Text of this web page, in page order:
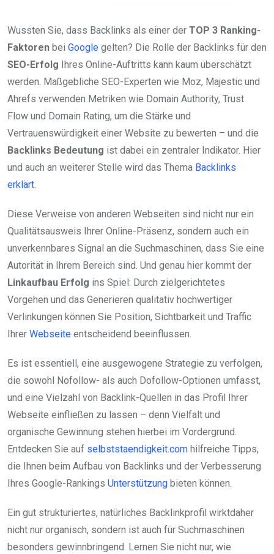
Wussten Sie, dass Backlinks als einer der TOP 3 Ranking-
Faktoren bei Google gelten? Die Rolle der Backlinks für den
SEO-Erfolg Ihres Online-Auftritts kann kaum überschätzt
werden. Maßgebliche SEO-Experten wie Moz, Majestic und
Ahrefs verwenden Metriken wie Domain Authority, Trust
Flow und Domain Rating, um die Stärke und
Vertrauenswürdigkeit einer Website zu bewerten – und die
Backlinks Bedeutung ist dabei ein zentraler Indikator. Hier
und auch an weiterer Stelle wird das Thema Backlinks
erklärt.
Diese Verweise von anderen Webseiten sind nicht nur ein
Qualitätsausweis Ihrer Online-Präsenz, sondern auch ein
unverkennbares Signal an die Suchmaschinen, dass Sie eine
Autorität in Ihrem Bereich sind. Und genau hier kommt der
Linkaufbau Erfolg ins Spiel: Durch zielgerichtetes
Vorgehen und das Generieren qualitativ hochwertiger
Verlinkungen können Sie Position, Sichtbarkeit und Traffic
Ihrer Webseite entscheidend beeinflussen.
Es ist essentiell, eine ausgewogene Strategie zu verfolgen,
die sowohl Nofollow- als auch Dofollow-Optionen umfasst,
und eine Vielzahl von Backlink-Quellen in das Profil Ihrer
Webseite einfließen zu lassen – denn Vielfalt und
organische Gewinnung stehen hierbei im Vordergrund.
Entdecken Sie auf selbststaendigkeit.com hilfreiche Tipps,
die Ihnen beim Aufbau von Backlinks und der Verbesserung
Ihres Google-Rankings Unterstützung bieten können.
Ein gut strukturiertes, natürliches Backlinkprofil wirktdaher
nicht nur organisch, sondern ist auch für Suchmaschinen
besonders gewinnbringend. Lernen Sie nicht nur, wie